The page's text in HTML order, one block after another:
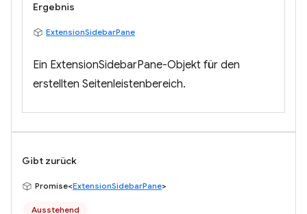
Ergebnis
ExtensionSidebarPane
Ein ExtensionSidebarPane-Objekt für den
erstellten Seitenleistenbereich.
Gibt zurück
Promise<ExtensionSidebarPane>
Ausstehend